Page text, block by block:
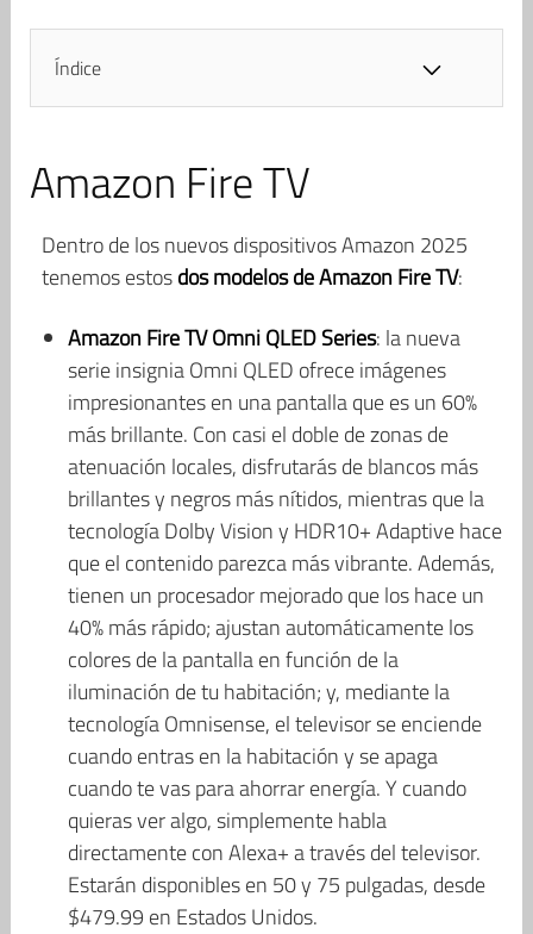
Índice
Amazon Fire TV
Dentro de los nuevos dispositivos Amazon 2025
tenemos estosdos modelos de Amazon Fire TV:
Amazon Fire TV Omni QLED Series: la nueva
serie insignia Omni QLED ofrece imágenes
impresionantes en una pantalla que es un 60%
más brillante. Con casi el doble de zonas de
atenuación locales, disfrutarás de blancos más
brillantes y negros más nítidos, mientras que la
tecnología Dolby Vision y HDR10+ Adaptive hace
que el contenido parezca más vibrante. Además,
tienen un procesador mejorado que los hace un
40% más rápido; ajustan automáticamente los
colores de la pantalla en función de la
iluminación de tu habitación; y, mediante la
tecnología Omnisense, el televisor se enciende
cuando entras en la habitación y se apaga
cuando te vas para ahorrar energía. Y cuando
quieras ver algo, simplemente habla
directamente con Alexa+ a través del televisor.
Estarán disponibles en 50 y 75 pulgadas, desde
$479.99 en Estados Unidos.